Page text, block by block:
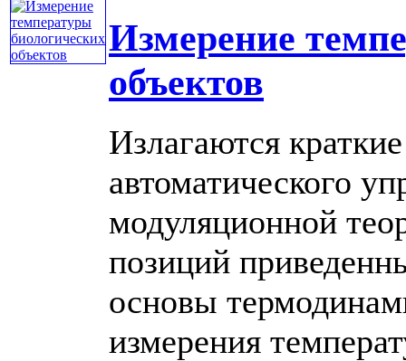
Измерение
объектов
Излагаются
автоматического
модуляционной
позиций
основы
измерения